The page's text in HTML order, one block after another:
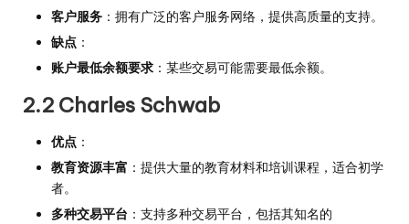
客户服务 ：拥有广泛的客户服务网络，提供高质量的支持。
缺点 ：
账户最低余额要求 ：某些交易可能需要最低余额。
2.2 Charles Schwab
优点 ：
教育资源丰富 ：提供大量的教育材料和培训课程，适合初学
者。
多种交易平台 ：支持多种交易平台，包括其知名的